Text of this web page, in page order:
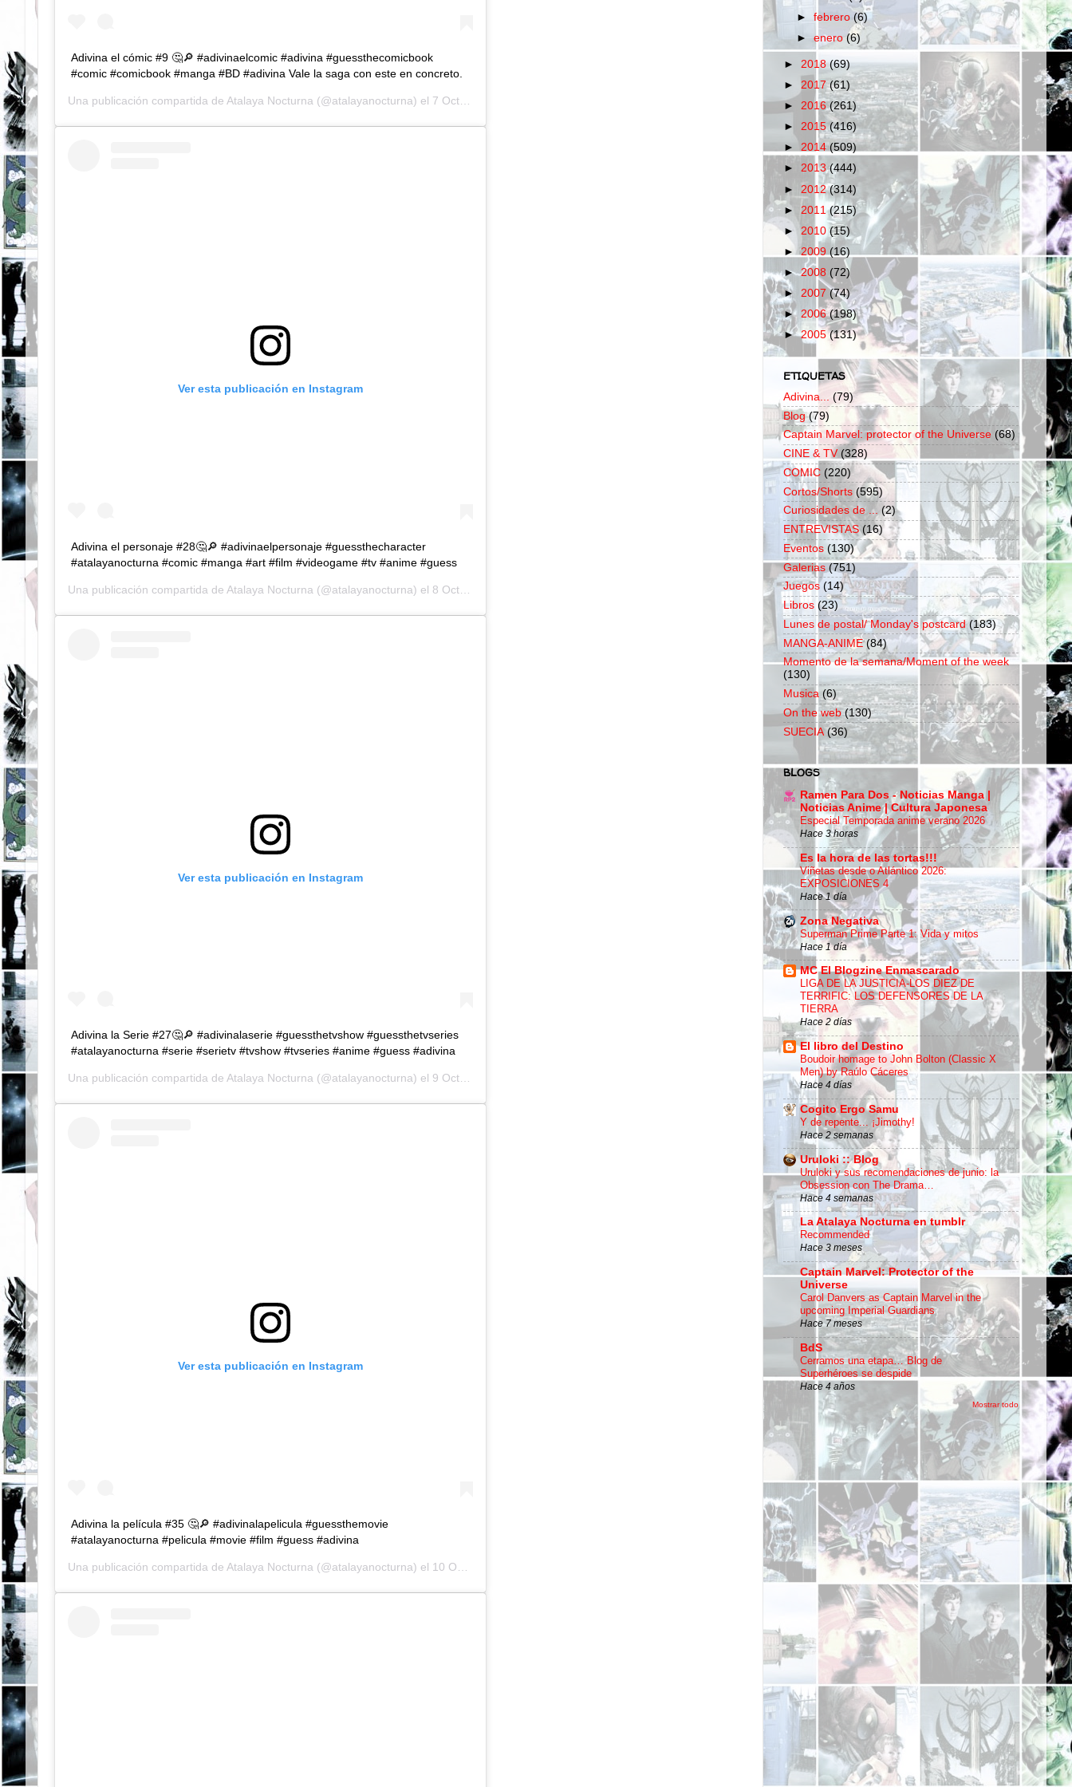
Adivina el cómic #9 🤔🔎 #adivinaelcomic #adivina #guessthecomicbook
#comic #comicbook #manga #BD #adivina Vale la saga con este en concreto.
Una publicación compartida de Atalaya Nocturna (@atalayanocturna) el 7 Oct, 2019 a las 11:30 PDT
Ver esta publicación en Instagram
Adivina el personaje #28🤔🔎 #adivinaelpersonaje #guessthecharacter
#atalayanocturna #comic #manga #art #film #videogame #tv #anime #guess
Una publicación compartida de Atalaya Nocturna (@atalayanocturna) el 8 Oct, 2019 a las 11:30 PDT
Ver esta publicación en Instagram
Adivina la Serie #27🤔🔎 #adivinalaserie #guessthetvshow #guessthetvseries
#atalayanocturna #serie #serietv #tvshow #tvseries #anime #guess #adivina
Una publicación compartida de Atalaya Nocturna (@atalayanocturna) el 9 Oct, 2019 a las 11:30 PDT
Ver esta publicación en Instagram
Adivina la película #35 🤔🔎 #adivinalapelicula #guessthemovie
#atalayanocturna #pelicula #movie #film #guess #adivina
Una publicación compartida de Atalaya Nocturna (@atalayanocturna) el 10 Oct, 2019 a las 11:30 PDT
►febrero(6)
►enero(6)
► 2018(69)
► 2017(61)
► 2016(261)
► 2015(416)
► 2014(509)
► 2013(444)
► 2012(314)
► 2011(215)
► 2010 (15)
►2009 (16)
►2008 (72)
► 2007 (74)
► 2006(198)
►2005(131)
ETIQUETAS
Adivina...
(79)
Blog (79)
Captain Marvel: protector of the Universe (68)
CINE & TV (328)
COMIC (220)
Cortos/Shorts (595)
Curiosidades de ... (2)
ENTREVISTAS (16)
Eventos (130)
Galerias (751)
Juegos (14)
Libros (23)
Lunes de postal/ Monday's postcard (183)
MANGA-ANIME (84)
Momento de la semana/Moment of the week
(130)
Musica (6)
On the web (130)
SUECIA (36)
BLOGS
Ramen Para Dos - Noticias Manga |
Noticias Anime | Cultura Japonesa
Especial Temporada anime verano 2026
Hace 3 horas
Es la hora de las tortas!!!
Viñetas desde o Atlántico 2026:
EXPOSICIONES 4
Hace 1 día
Zona Negativa
Superman Prime Parte 1: Vida y mitos
Hace 1 día
MC El Blogzine Enmascarado
LIGA DE LA JUSTICIA-LOS DIEZ DE
TERRIFIC: LOS DEFENSORES DE LA
TIERRA
Hace 2 días
El libro del Destino
Boudoir homage to John Bolton (Classic X
Men) by Raúlo Cáceres
Hace 4 días
Cogito Ergo Samu
Y de repente... ¡Jimothy!
Hace 2 semanas
Uruloki :: Blog
Uruloki y sus recomendaciones de junio: la
Obsession con The Drama…
Hace 4 semanas
La Atalaya Nocturna en tumblr
Recommended
Hace 3 meses
Captain Marvel: Protector of the
Universe
Carol Danvers as Captain Marvel in the
upcoming Imperial Guardians
Hace 7 meses
BdS
Cerramos una etapa… Blog de
Superhéroes se despide
Hace 4 años
Mostrar todo